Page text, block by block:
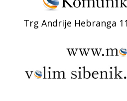
Trg Andrije Hebranga